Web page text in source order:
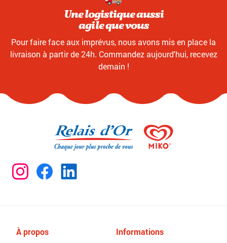
Une logistique aussi
agile que vous
Pour faire face aux imprévus, nous avons mis en place la
livraison à partir de 24h. Commandez aujourd'hui, recevez
demain !
À propos Informations